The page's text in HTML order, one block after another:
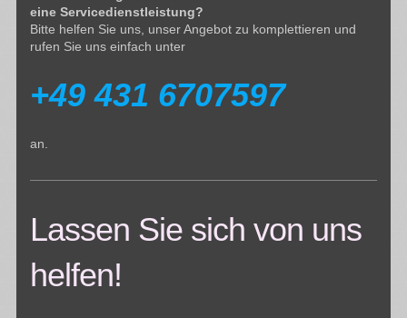
eine Servicedienstleistung?
Bitte helfen Sie uns, unser Angebot zu komplettieren und
rufen Sie uns einfach unter
+49 431 6707597
an.
Lassen Sie sich von uns
helfen!